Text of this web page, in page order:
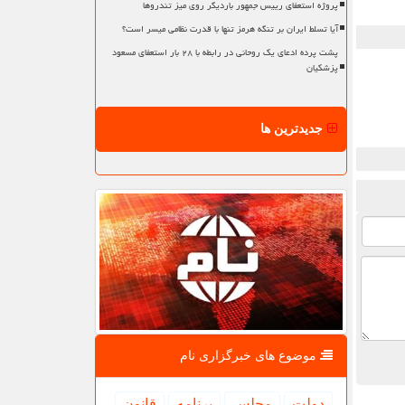
پروژه استعفای رییس جمهور باردیگر روی میز تندروها
آیا تسلط ایران بر تنگه هرمز تنها با قدرت نظامی میسر است؟
پشت پرده ادعای یک روحانی در رابطه با ۲۸ بار استعفای مسعود
پزشکیان
جدیدترین ها
موضوع های خبرگزاری نام